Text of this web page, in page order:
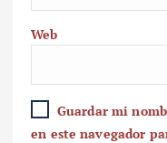
Web
Guardar mi
en este navegador